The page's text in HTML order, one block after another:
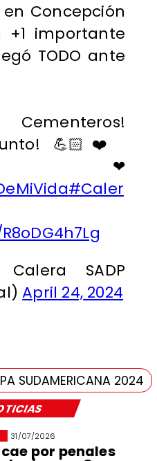
31/07/2026
por penales
Concepción
importante
TODO ante
💪🏻❤️
❤
#Caler
SADP
April 24, 2024
SUDAMERICANA 2024